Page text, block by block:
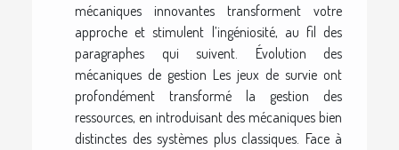
mécaniques innovantes transforment votre
approche et stimulent l’ingéniosité, au fil des
paragraphes qui suivent. Évolution des
mécaniques de gestion Les jeux de survie ont
profondément transformé la gestion des
ressources, en introduisant des mécaniques bien
distinctes des systèmes plus classiques. Face à